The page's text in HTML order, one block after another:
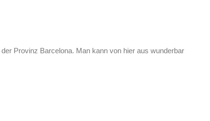
Provinz Barcelona. Man kann von hier aus wunderbar